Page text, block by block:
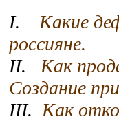
I. Какие
россияне.
II. Как
Создание
III. Как